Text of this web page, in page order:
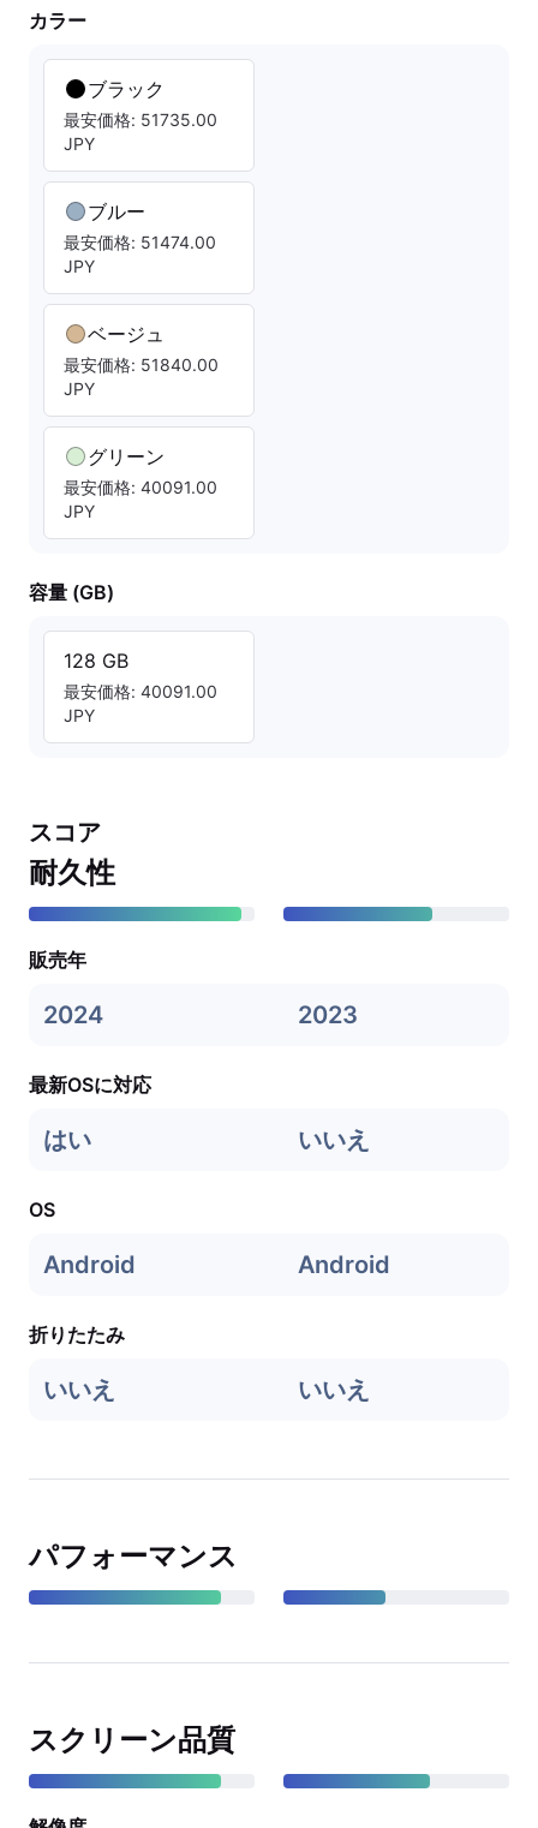
カラー
ブラック
最安価格: 51735.00
JPY
ブルー
最安価格: 51474.00
JPY
ベージュ
最安価格: 51840.00
JPY
グリーン
最安価格: 40091.00
JPY
容量 (GB)
128 GB
最安価格: 40091.00
JPY
スコア
耐久性
販売年
2024 2023
最新OSに対応
はい いいえ
OS
Android Android
折りたたみ
いいえ いいえ
パフォーマンス
スクリーン品質